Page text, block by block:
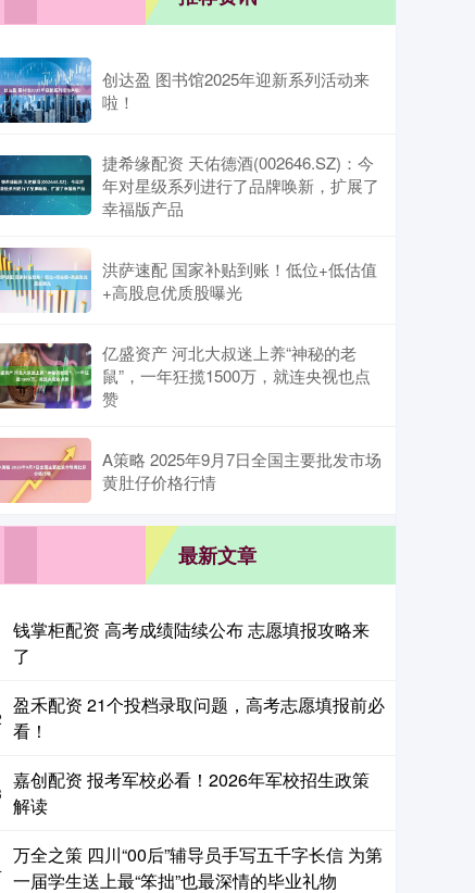
创达盈 图书馆2025年迎新系列活动来
啦！
捷希缘配资 天佑德酒(002646.SZ)：今
年对星级系列进行了品牌唤新，扩展了
幸福版产品
洪萨速配 国家补贴到账！低位+低估值
+高股息优质股曝光
亿盛资产 河北大叔迷上养“神秘的老
鼠”，一年狂揽1500万，就连央视也点
赞
A策略 2025年9月7日全国主要批发市场
黄肚仔价格行情
最新文章
钱掌柜配资 高考成绩陆续公布 志愿填报攻略来
了
盈禾配资 21个投档录取问题，高考志愿填报前必
看！
嘉创配资 报考军校必看！2026年军校招生政策
解读
万全之策 四川“00后”辅导员手写五千字长信 为第
一届学生送上最“笨拙”也最深情的毕业礼物